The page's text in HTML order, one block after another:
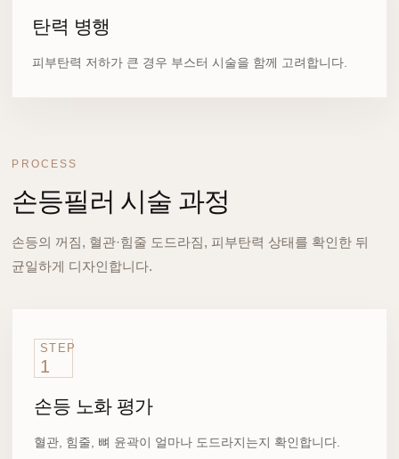
탄력 병행
피부탄력 저하가 큰 경우 부스터 시술을 함께 고려합니다.
PROCESS
손등필러 시술 과정
손등의 꺼짐, 혈관·힘줄 도드라짐, 피부탄력 상태를 확인한 뒤
균일하게 디자인합니다.
STEP
1
손등 노화 평가
혈관, 힘줄, 뼈 윤곽이 얼마나 도드라지는지 확인합니다.